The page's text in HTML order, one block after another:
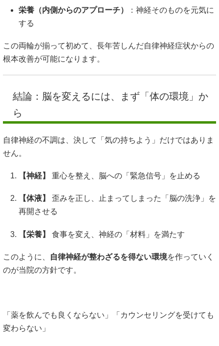
栄養（内側からのアプローチ）
：神経そのものを元気に
する
この両輪が揃って初めて、長年苦しんだ自律神経症状からの
根本改善が可能になります。
結論：脳を変えるには、まず「体の環境」か
ら
自律神経の不調は、決して「気の持ちよう」だけではありま
せん。
【神経】 重心を整え、脳への「緊急信号」を止める
【体液】
歪みを正し、止まってしまった「脳の洗浄」を
再開させる
【栄養】 食事を変え、神経の「材料」を満たす
このように、 自律神経が整わざるを得ない環境を作っていく
のが当院の方針です。
「薬を飲んでも良くならない」「カウンセリングを受けても
変わらない」